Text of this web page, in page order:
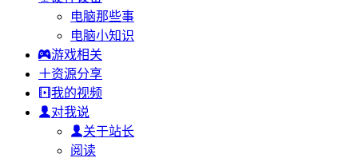
电脑那些事
电脑小知识
游戏相关
资源分享
我的视频
对我说
关于站长
阅读